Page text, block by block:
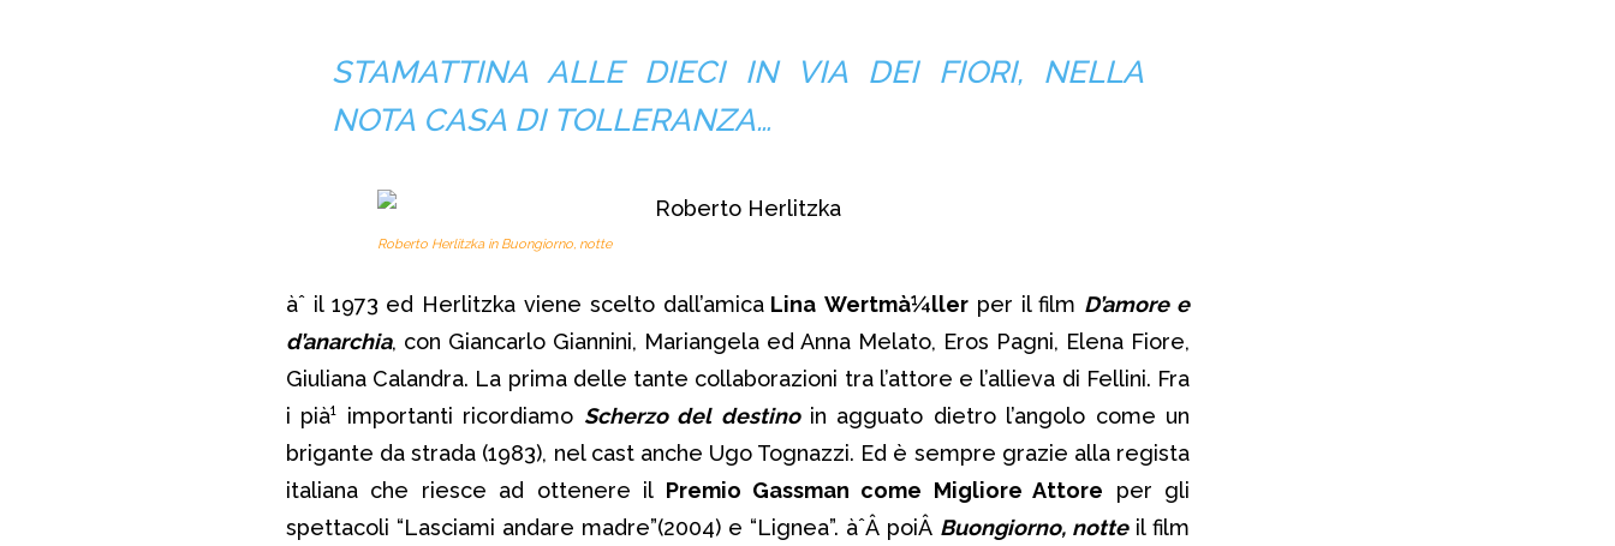
STAMATTINA ALLE DIECI IN VIA DEI FIORI, NELLA
NOTA CASA DI TOLLERANZA…
Roberto Herlitzka in Buongiorno, notte
àˆ il 1973 ed Herlitzka viene scelto dall’amicaLina Wertmà¼ller per il film D’amore e
d’anarchia, con Giancarlo Giannini, Mariangela ed Anna Melato, Eros Pagni, Elena Fiore,
Giuliana Calandra. La prima delle tante collaborazioni tra l’attore e l’allieva di Fellini. Fra
i pià¹ importanti ricordiamo Scherzo del destinoin agguato dietro l’angolo come un
brigante da strada (1983), nel cast anche Ugo Tognazzi. Ed è sempre grazie alla regista
italiana che riesce ad ottenere il Premio Gassman come Migliore Attore per gli
spettacoli “Lasciami andare madre”(2004) e “Lignea”. àˆÂ poiÂ Buongiorno, notteil film